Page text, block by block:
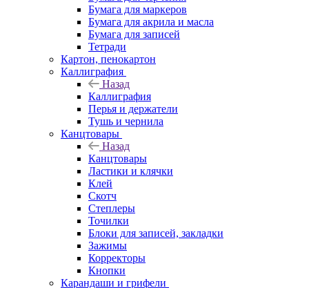
Бумага для маркеров
Бумага для акрила и масла
Бумага для записей
Тетради
Картон, пенокартон
Каллиграфия
Назад
Каллиграфия
Перья и держатели
Тушь и чернила
Канцтовары
Назад
Канцтовары
Ластики и клячки
Клей
Скотч
Степлеры
Точилки
Блоки для записей, закладки
Зажимы
Корректоры
Кнопки
Карандаши и грифели